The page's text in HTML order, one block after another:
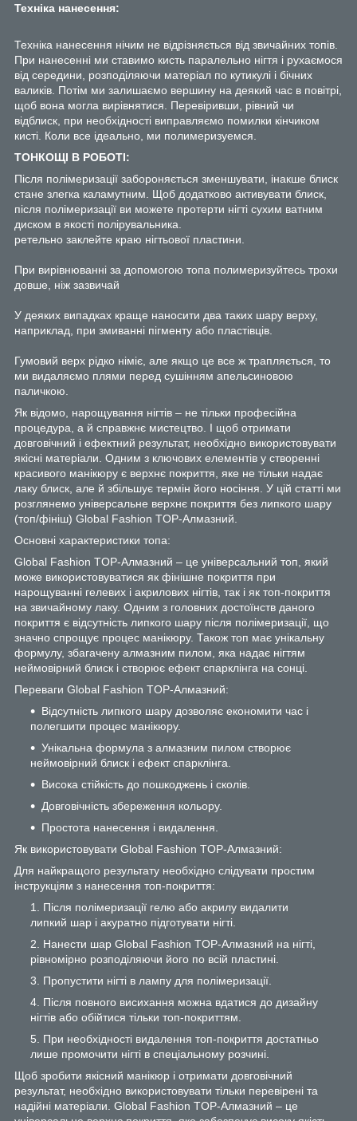
Техніка нанесення:
Техніка нанесення нічим не відрізняється від звичайних топів.
При нанесенні ми ставимо кисть паралельно нігтя і рухаємося
від середини, розподіляючи матеріал по кутикулі і бічних
валиків. Потім ми залишаємо вершину на деякий час в повітрі,
щоб вона могла вирівнятися. Перевіривши, рівний чи
відблиск, при необхідності виправляємо помилки кінчиком
кисті. Коли все ідеально, ми полимеризуемся.
ТОНКОЩІ В РОБОТІ:
Після полімеризації забороняється зменшувати, інакше блиск
стане злегка каламутним. Щоб додатково активувати блиск,
після полімеризації ви можете протерти нігті сухим ватним
диском в якості полірувальника.
ретельно заклейте краю нігтьової пластини.
При вирівнюванні за допомогою топа полимеризуйтесь трохи
довше, ніж зазвичай
У деяких випадках краще наносити два таких шару верху,
наприклад, при змиванні пігменту або пластівців.
Гумовий верх рідко німіє, але якщо це все ж трапляється, то
ми видаляємо плями перед сушінням апельсиновою
паличкою.
Як відомо, нарощування нігтів – не тільки професійна
процедура, а й справжнє мистецтво. І щоб отримати
довговічний і ефектний результат, необхідно використовувати
якісні матеріали. Одним з ключових елементів у створенні
красивого манікюру є верхнє покриття, яке не тільки надає
лаку блиск, але й збільшує термін його носіння. У цій статті ми
розглянемо універсальне верхнє покриття без липкого шару
(топ/фініш) Global Fashion TOP-Алмазний.
Основні характеристики топа:
Global Fashion TOP-Алмазний – це універсальний топ, який
може використовуватися як фінішне покриття при
нарощуванні гелевих і акрилових нігтів, так і як топ-покриття
на звичайному лаку. Одним з головних достоїнств даного
покриття є відсутність липкого шару після полімеризації, що
значно спрощує процес манікюру. Також топ має унікальну
формулу, збагачену алмазним пилом, яка надає нігтям
неймовірний блиск і створює ефект спарклінга на сонці.
Переваги Global Fashion TOP-Алмазний:
Відсутність липкого шару дозволяє економити час і
полегшити процес манікюру.
Унікальна формула з алмазним пилом створює
неймовірний блиск і ефект спарклінга.
Висока стійкість до пошкоджень і сколів.
Довговічність збереження кольору.
Простота нанесення і видалення.
Як використовувати Global Fashion TOP-Алмазний:
Для найкращого результату необхідно слідувати простим
інструкціям з нанесення топ-покриття:
Після полімеризації гелю або акрилу видалити
липкий шар і акуратно підготувати нігті.
Нанести шар Global Fashion TOP-Алмазний на нігті,
рівномірно розподіляючи його по всій пластині.
Пропустити нігті в лампу для полімеризації.
Після повного висихання можна вдатися до дизайну
нігтів або обійтися тільки топ-покриттям.
При необхідності видалення топ-покриття достатньо
лише промочити нігті в спеціальному розчині.
Щоб зробити якісний манікюр і отримати довговічний
результат, необхідно використовувати тільки перевірені та
надійні матеріали. Global Fashion TOP-Алмазний – це